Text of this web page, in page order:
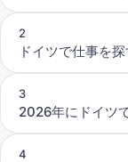
2
ドイツで仕事を
3
2026年にドイツ
4